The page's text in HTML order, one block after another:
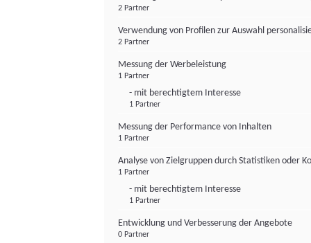
2 Partner
Verwendung von Profilen zur Auswahl
2 Partner
Messung der Werbeleistung
1 Partner
- mit berechtigtem Interesse
1 Partner
Messung der Performance von Inhalten
1 Partner
Analyse von Zielgruppen durch Statistiken oder
1 Partner
- mit berechtigtem Interesse
1 Partner
Entwicklung und Verbesserung der Angebote
0 Partner